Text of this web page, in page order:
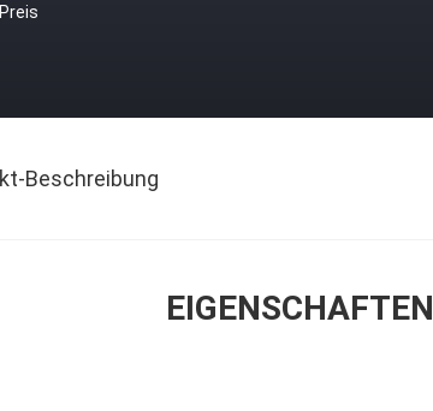
Preis
Beschreibung
EIGENSCHAFTEN